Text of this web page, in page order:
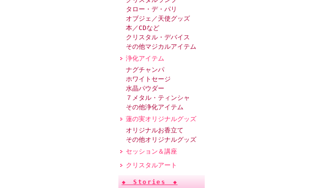
タロー・デ・パリ
オブジェ／天使グッズ
本／CDなど
クリスタル・デバイス
その他マジカルアイテム
浄化アイテム
ナグチャンパ
ホワイトセージ
水晶パウダー
７メタル・ティンシャ
その他浄化アイテム
蓮の実オリジナルグッズ
オリジナルお香立て
その他オリジナルグッズ
セッション＆講座
クリスタルアート
◆ Stories ◆